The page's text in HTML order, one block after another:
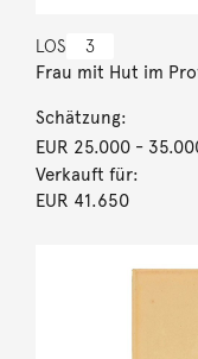
LOS 3
Frau mit Hut im
Schätzung:
EUR 25.000-
Verkauft für:
EUR 41.650